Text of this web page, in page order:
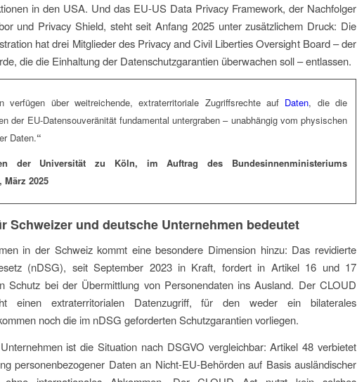
in den USA. Und das EU-US Data Privacy Framework, der Nachfolger
und Privacy Shield, steht seit Anfang 2025 unter zusätzlichem Druck: Die
hat drei Mitglieder des Privacy and Civil Liberties Oversight Board – der
die die Einhaltung der Datenschutzgarantien überwachen soll – entlassen.
verfügen über weitreichende, extraterritoriale Zugriffsrechte auf Daten, die die
der EU-Datensouveränität fundamental untergraben – unabhängig vom physischen
Daten.“
der Universität zu Köln, im Auftrag des Bundesinnenministeriums
März 2025
Schweizer und deutsche Unternehmen bedeutet
in der Schweiz kommt eine besondere Dimension hinzu: Das revidierte
(nDSG), seit September 2023 in Kraft, fordert in Artikel 16 und 17
Schutz bei der Übermittlung von Personendaten ins Ausland. Der CLOUD
einen extraterritorialen Datenzugriff, für den weder ein bilaterales
noch die im nDSG geforderten Schutzgarantien vorliegen.
ist die Situation nach DSGVO vergleichbar: Artikel 48 verbietet
personenbezogener Daten an Nicht-EU-Behörden auf Basis ausländischer